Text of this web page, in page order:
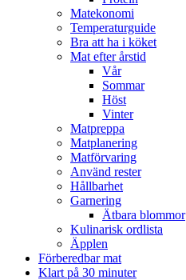
Matekonomi
Temperaturguide
Bra att ha i köket
Mat efter årstid
Vår
Sommar
Höst
Vinter
Matpreppa
Matplanering
Matförvaring
Använd rester
Hållbarhet
Garnering
Ätbara blommor
Kulinarisk ordlista
Äpplen
Förberedbar mat
Klart på 30 minuter